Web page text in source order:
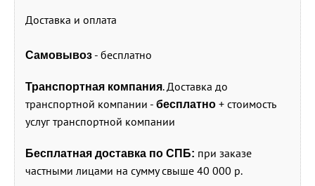
Доставка и оплата
Самовывоз - бесплатно
Транспортная компания. Доставка до
транспортной компании - бесплатно + стоимость
услуг транспортной компании
Бесплатная доставка по СПБ: при заказе
частными лицами на сумму свыше 40 000 р.